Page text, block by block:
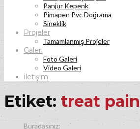
Panjur Kepenk
Pimapen Pvc Doğrama
Sineklik
Projeler
Tamamlanmış Projeler
Galeri
Foto Galeri
Video Galeri
İletişim
Etiket:treat pain